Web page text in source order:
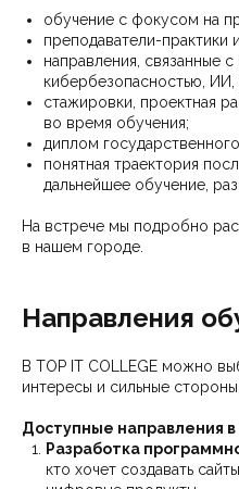
обучение с фокусом на
преподаватели-практики
направления, связанные
кибербезопасностью,
стажировки, проектная
во время обучения;
диплом
понятная траектория
дальнейшее обучение,
На встрече мы подробно
в нашем городе.
Направления
В TOP IT COLLEGE можно
интересы и сильные стороны
Доступные направления в
Разработка
кто хочет создавать